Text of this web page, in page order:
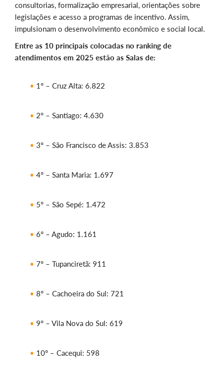
consultorias, formalização empresarial, orientações sobre
legislações e acesso a programas de incentivo. Assim,
impulsionam o desenvolvimento econômico e social local.
Entre as 10 principais colocadas no ranking de
atendimentos em 2025 estão as Salas de:
1º – Cruz Alta: 6.822
2º – Santiago: 4.630
3º – São Francisco de Assis: 3.853
4º – Santa Maria: 1.697
5º – São Sepé: 1.472
6º – Agudo: 1.161
7º – Tupanciretã: 911
8º – Cachoeira do Sul: 721
9º – Vila Nova do Sul: 619
10º – Cacequi: 598